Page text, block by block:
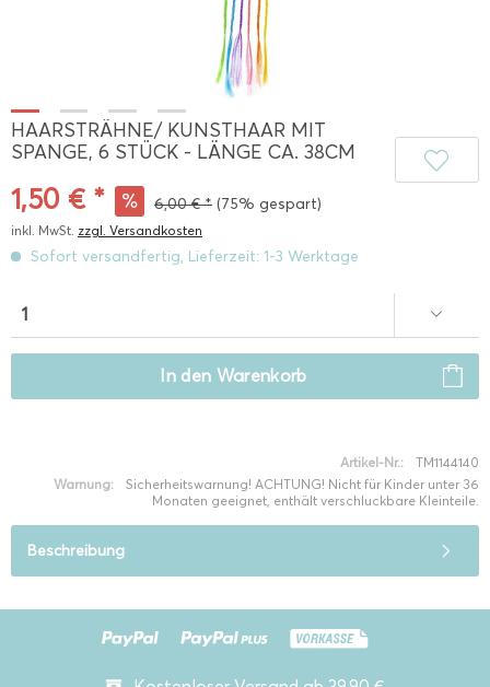
HAARSTRÄHNE/ KUNSTHAAR MIT
SPANGE, 6 STÜCK - LÄNGE CA. 38CM
1,50 € * 6,00 € * (75% gespart)
inkl. MwSt. zzgl. Versandkosten
Sofort versandfertig, Lieferzeit: 1-3 Werktage
In den Warenkorb
Artikel-Nr.:
TM1144140
Warnung:
Sicherheitswarnung! ACHTUNG! Nicht für Kinder unter 36
Monaten geeignet, enthält verschluckbare Kleinteile.
Beschreibung